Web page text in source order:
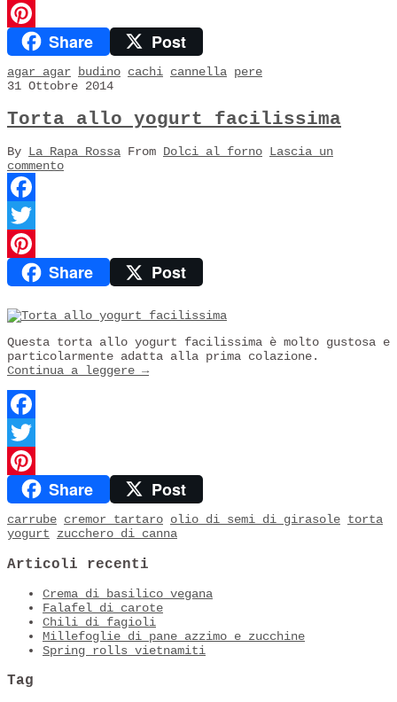
Twitter
PinterestShare Post
agar agar budino cachi cannella pere
31 Ottobre 2014
Torta allo yogurt facilissima
By La Rapa Rossa From Dolci al forno Lascia un
commento
Facebook
Twitter
PinterestShare Post
Questa torta allo yogurt facilissima è molto gustosa e
particolarmente adatta alla prima colazione.
Continua a leggere →
Facebook
Twitter
PinterestShare Post
carrube cremor tartaro olio di semi di girasole torta
yogurt
zucchero di canna
Articoli recenti
Crema di basilico vegana
Falafel di carote
Chili di fagioli
Millefoglie di pane azzimo e zucchine
Spring rolls vietnamiti
Tag